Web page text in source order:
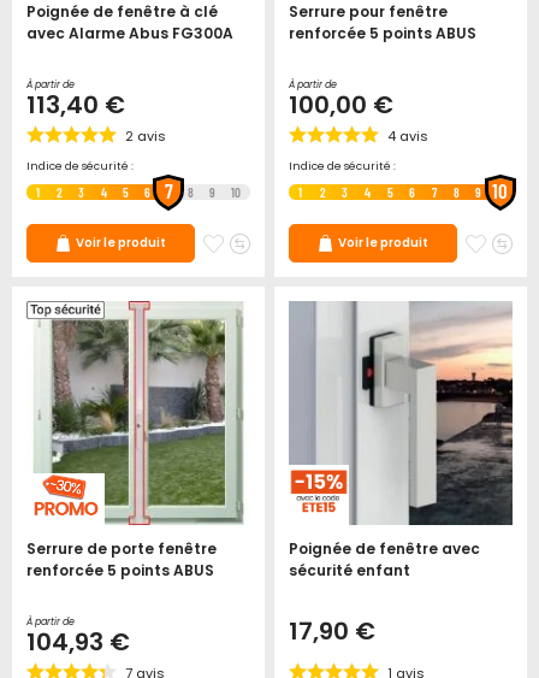
Poignée de fenêtre à clé
avec Alarme Abus FG300A
À partir de
113,40 €
2 avis
Indice de sécurité :
1 2 3 4 5 6 7 8 9 10
Voir le produit
Ajouter
favoris
Ajouter
Serrure pour fenêtre
renforcée 5 points ABUS
À partir de
100,00 €
4 avis
Indice de sécurité :
1 2 3 4 5 6 7 8 9 10
Voir le produit
Serrure de porte fenêtre
renforcée 5 points ABUS
À partir de
104,93 €
7 avis
Poignée de fenêtre avec
sécurité enfant
17,90 €
1 avis